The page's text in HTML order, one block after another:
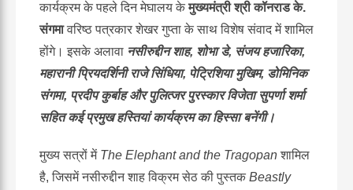
कार्यक्रम के पहले दिन मेघालय केमुख्यमंत्री श्री कॉनराड के.
संगमावरिष्ठ पत्रकार शेखर गुप्ता के साथ विशेष संवाद में शामिल
होंगे। इसके अलावा नसीरुद्दीन शाह, शोभा डे, संजय हजारिका,
महारानी प्रियदर्शिनी राजे सिंधिया, पेट्रिशिया मुखिम, डोमिनिक
संगमा, प्रदीप कुर्बाह और पुलित्जर पुरस्कार विजेता सुपर्णा शर्मा
सहित कई प्रमुख हस्तियां कार्यक्रम का हिस्सा बनेंगी।
मुख्य सत्रों में The Elephant and the Tragopanशामिल
है, जिसमें नसीरुद्दीन शाह विक्रम सेठ की पुस्तक Beastly